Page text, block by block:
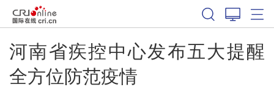
河南省疾控中心发布五大提醒
全方位防范疫情